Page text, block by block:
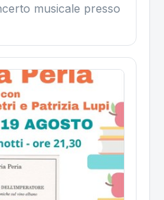
musicale presso